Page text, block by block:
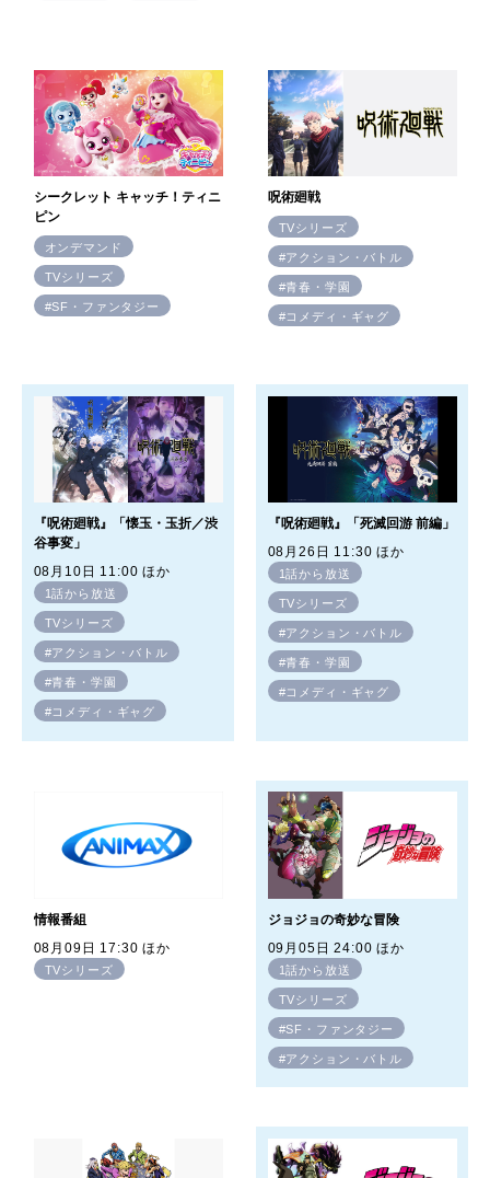
シークレット キャッチ！ティニ
ピン
オンデマンド
TVシリーズ
#SF・ファンタジー
呪術廻戦
TVシリーズ
#アクション・バトル
#青春・学園
#コメディ・ギャグ
『呪術廻戦』「懐玉・玉折／渋
谷事変」
08月10日 11:00 ほか
1話から放送
TVシリーズ
#アクション・バトル
#青春・学園
#コメディ・ギャグ
『呪術廻戦』「死滅回游 前編」
08月26日 11:30 ほか
1話から放送
TVシリーズ
#アクション・バトル
#青春・学園
#コメディ・ギャグ
情報番組
08月09日 17:30 ほか
TVシリーズ
ジョジョの奇妙な冒険
09月05日 24:00 ほか
1話から放送
TVシリーズ
#SF・ファンタジー
#アクション・バトル